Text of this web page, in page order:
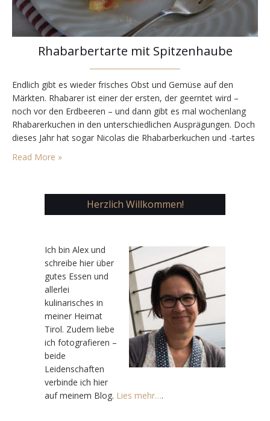
Rhabarbertarte mit Spitzenhaube
Endlich gibt es wieder frisches Obst und Gemüse auf den
Märkten. Rhabarer ist einer der ersten, der geerntet wird –
noch vor den Erdbeeren – und dann gibt es mal wochenlang
Rhabarerkuchen in den unterschiedlichen Ausprägungen. Doch
dieses Jahr hat sogar Nicolas die Rhabarberkuchen und -tartes
für sich entdeckt. Was mich ja freut, aber den Kuchen noch
schneller schwinden lässt…
Read More »
Herzlich Willkommen!
Ich bin Alex und
schreibe hier über
gutes Essen und
allerlei
kulinarisches in
meiner Heimat
Tirol. Zudem liebe
ich fotografieren –
beide
Leidenschaften
verbinde ich hier
auf meinem Blog. Lies mehr….